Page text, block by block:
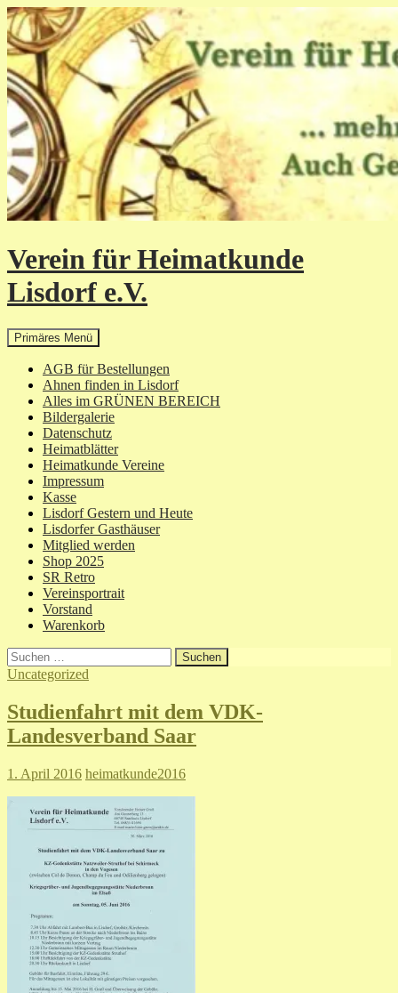
Zum
Inhalt
springen
Verein für Heimatkunde
Lisdorf e.V.
Suchen
Primäres Menü
AGB für Bestellungen
Ahnen finden in Lisdorf
Alles im GRÜNEN BEREICH
Bildergalerie
Datenschutz
Heimatblätter
Heimatkunde Vereine
Impressum
Kasse
Lisdorf Gestern und Heute
Lisdorfer Gasthäuser
Mitglied werden
Shop 2025
SR Retro
Vereinsportrait
Vorstand
Warenkorb
Suchen
nach:
Uncategorized
Studienfahrt mit dem VDK-
Landesverband Saar
1. April 2016 heimatkunde2016